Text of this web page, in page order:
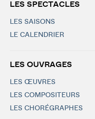
LES SPECTACLES
LES SAISONS
LE CALENDRIER
LES OUVRAGES
LES ŒUVRES
LES COMPOSITEURS
LES CHORÉGRAPHES